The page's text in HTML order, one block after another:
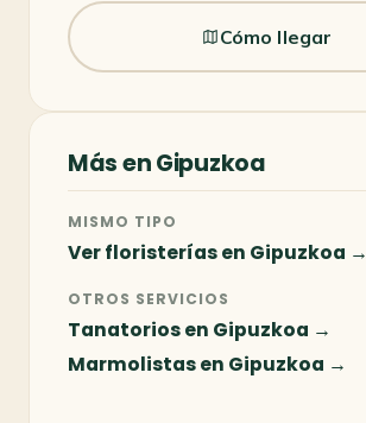
Cómo llegar
Más en Gipuzkoa
MISMO TIPO
Ver floristerías en Gipuzkoa →
OTROS SERVICIOS
Tanatorios en Gipuzkoa →
Marmolistas en Gipuzkoa →